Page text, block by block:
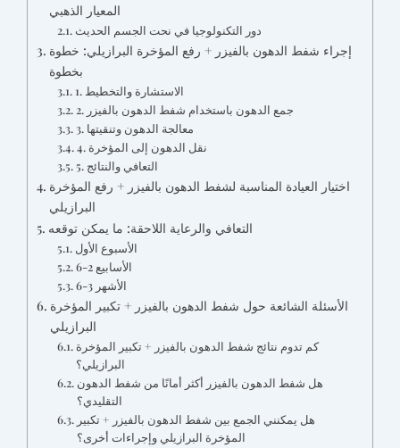
المعيار الذهبي
دور التكنولوجيا في نحت الجسم الحديث
إجراء شفط الدهون بالفيزر + رفع المؤخرة البرازيلي: خطوة
بخطوة
1. الاستشارة والتخطيط
2. جمع الدهون باستخدام شفط الدهون بالفيزر
3. معالجة الدهون وتنقيتها
4. نقل الدهون إلى المؤخرة
5. التعافي والنتائج
اختيار العيادة المناسبة لشفط الدهون بالفيزر + رفع المؤخرة
البرازيلي
التعافي والرعاية اللاحقة: ما يمكن توقعه
الأسبوع الأول
الأسابيع 2-6
الأشهر 3-6
الأسئلة الشائعة حول شفط الدهون بالفيزر + تكبير المؤخرة
البرازيلي
كم تدوم نتائج شفط الدهون بالفيزر + تكبير المؤخرة
البرازيلي؟
هل شفط الدهون بالفيزر أكثر أمانًا من شفط الدهون
التقليدي؟
هل يمكنني الجمع بين شفط الدهون بالفيزر + تكبير
المؤخرة البرازيلي وإجراءات أخرى؟